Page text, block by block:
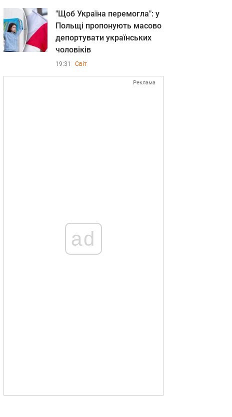
"Щоб Україна перемогла": у
Польщі пропонують масово
депортувати українських
чоловіків
19:31 Світ
Реклама
ad